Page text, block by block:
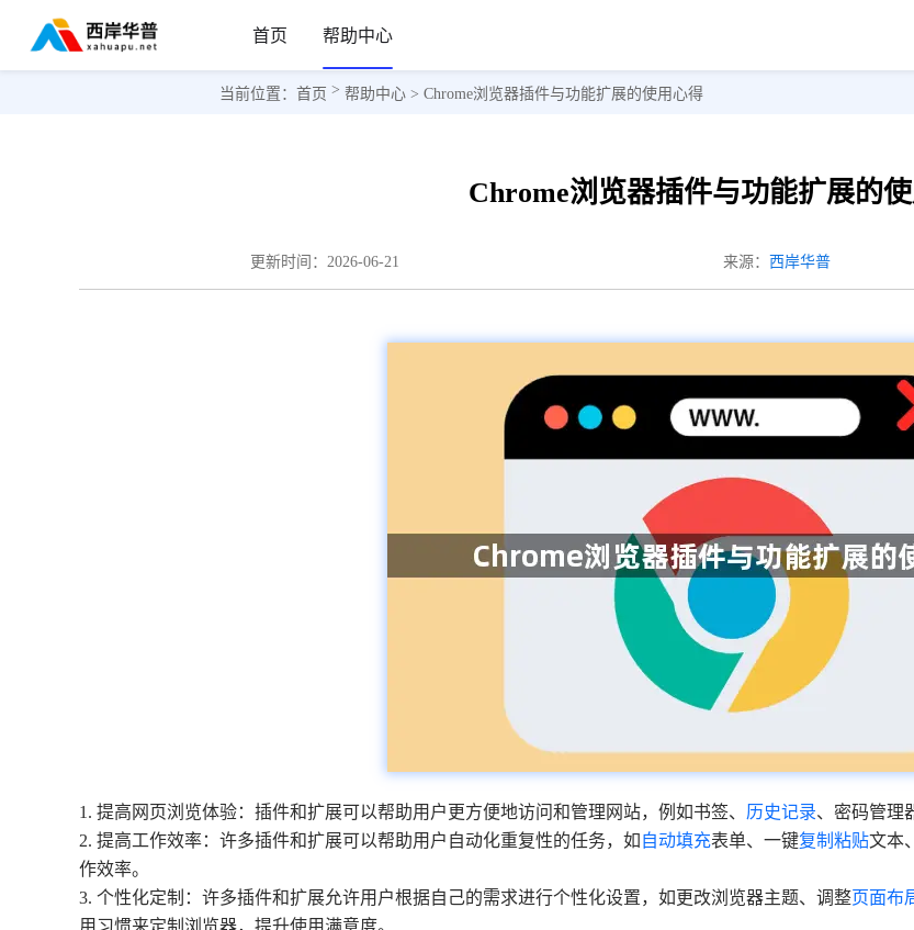
首页 帮助中心
当前位置： 首页 > 帮助中心 > Chrome浏览器插件与功能扩展的使用心得
Chrome浏览器插件与功能扩展的
更新时间： 2026-06-21 来源： 西岸华普
1. 提高网页浏览体验：插件和扩展可以帮助用户更方便地访问和管理网站，例如书签、 历史记录、密码管理
2. 提高工作效率：许多插件和扩展可以帮助用户自动化重复性的任务，如 自动填充表单、一键复制粘贴文本
作效率。
3. 个性化定制：许多插件和扩展允许用户根据自己的需求进行个性化设置，如更改浏览器主题、调整页面布
用习惯来定制浏览器，提升使用满意度。